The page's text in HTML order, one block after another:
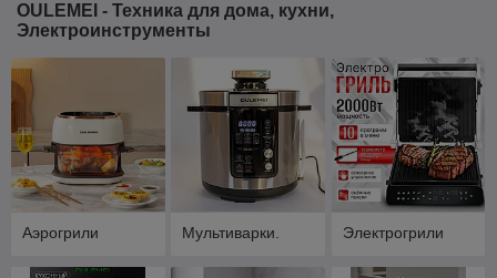
OULEMEI - Техника для дома, кухни,
Электроинструменты
Аэрогрили Мультиварки. Электрогрили